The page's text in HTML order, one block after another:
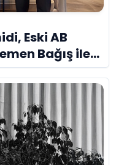
Eski AB
Bağış ile